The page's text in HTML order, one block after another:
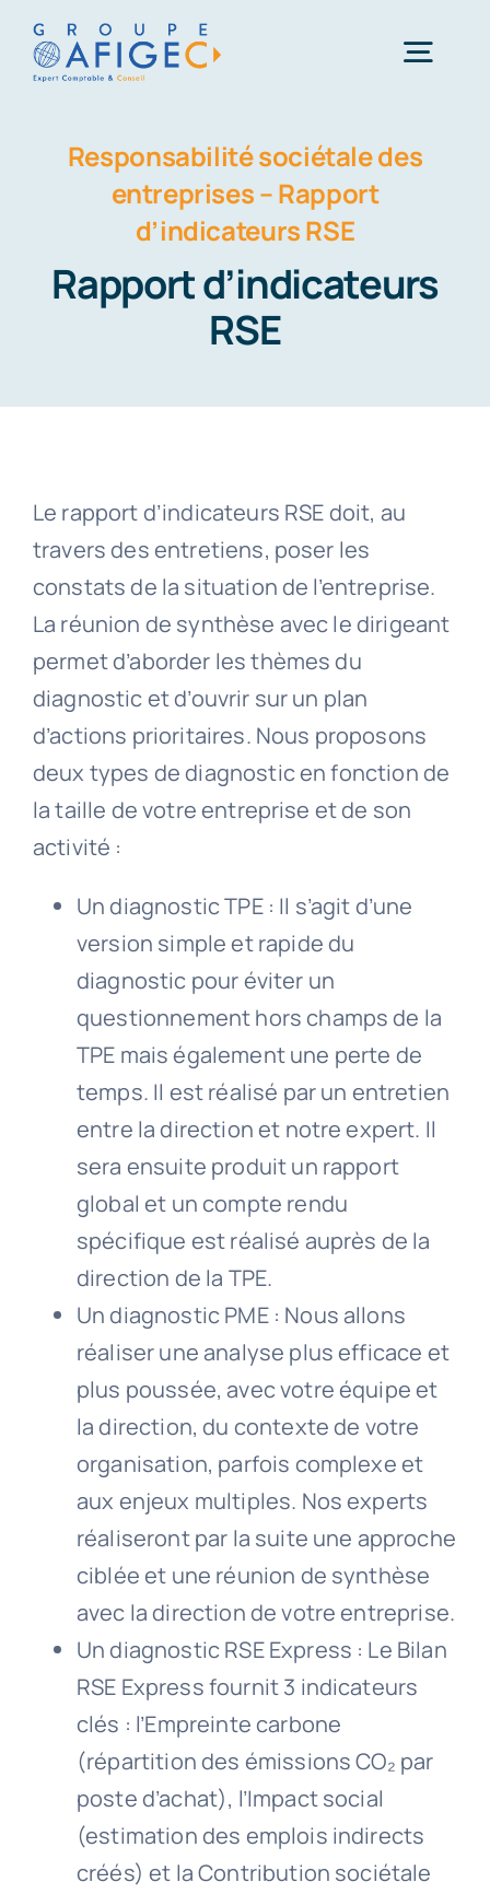
Passer
contenu
Accueil
Qui-sommes-nous ?
Nos métiers
Contact
Responsabilité sociétale des
entreprises – Rapport
d’indicateurs RSE
Rapport d’indicateurs
RSE
Le rapport d’indicateurs RSE doit, au
travers des entretiens, poser les
constats de la situation de l’entreprise.
La réunion de synthèse avec le dirigeant
permet d’aborder les thèmes du
diagnostic et d’ouvrir sur un plan
d’actions prioritaires. Nous proposons
deux types de diagnostic en fonction de
la taille de votre entreprise et de son
activité :
Un diagnostic TPE : Il s’agit d’une
version simple et rapide du
diagnostic pour éviter un
questionnement hors champs de la
TPE mais également une perte de
temps. Il est réalisé par un entretien
entre la direction et notre expert. Il
sera ensuite produit un rapport
global et un compte rendu
spécifique est réalisé auprès de la
direction de la TPE.
Un diagnostic PME : Nous allons
réaliser une analyse plus efficace et
plus poussée, avec votre équipe et
la direction, du contexte de votre
organisation, parfois complexe et
aux enjeux multiples. Nos experts
réaliseront par la suite une approche
ciblée et une réunion de synthèse
avec la direction de votre entreprise.
Un diagnostic RSE Express : Le Bilan
RSE Express fournit 3 indicateurs
clés : l’Empreinte carbone
(répartition des émissions CO₂ par
poste d’achat), l’Impact social
(estimation des emplois indirects
créés) et la Contribution sociétale